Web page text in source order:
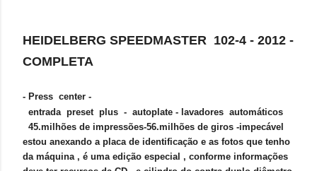
HEIDELBERG SPEEDMASTER 102-4 - 2012 -
COMPLETA
- Press center -
entrada preset plus - autoplate - lavadores automáticos
45.milhões de impressões-56.milhões de giros -impecável
estou anexando a placa de identificação e as fotos que tenho
da máquina , é uma edição especial , conforme informações